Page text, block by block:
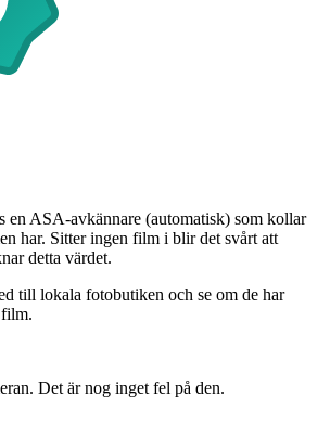
en ASA-avkännare (automatisk) som kollar
har. Sitter ingen film i blir det svårt att
detta värdet.
till lokala fotobutiken och se om de har
Det är nog inget fel på den.